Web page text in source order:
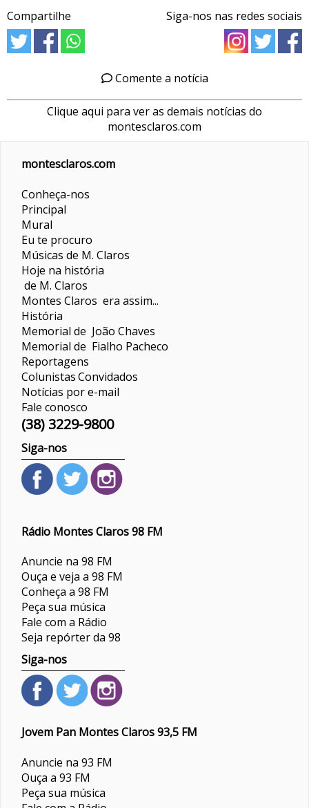
Compartilhe Siga-nos nas redes sociais
Comente a notícia
Clique aqui para ver as demais notícias do
montesclaros.com
montesclaros.com
Conheça-nos
Principal
Mural
Eu te procuro
Músicas de M. Claros
Hoje na história
de M. Claros
Montes Claros era assim...
História
Memorial de João Chaves
Memorial de Fialho Pacheco
Reportagens
ColunistasConvidados
Notícias por e-mail
Fale conosco
(38) 3229-9800
Siga-nos
Rádio Montes Claros 98 FM
Anuncie na 98 FM
Ouça e veja a 98 FM
Conheça a 98 FM
Peça sua música
Fale com a Rádio
Seja repórter da 98
Siga-nos
Jovem Pan Montes Claros 93,5 FM
Anuncie na 93 FM
Ouça a 93 FM
Peça sua música